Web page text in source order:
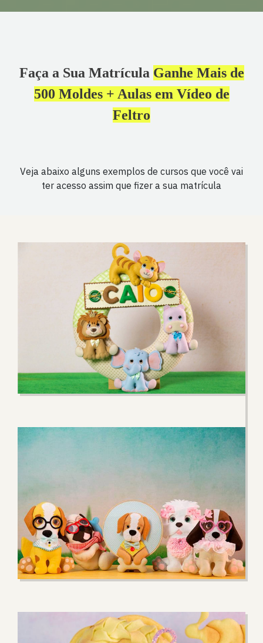
Faça a Sua Matrícula Ganhe Mais de
500 Moldes + Aulas em Vídeo de
Feltro
Veja abaixo alguns exemplos de cursos que você vai
ter acesso assim que fizer a sua matrícula